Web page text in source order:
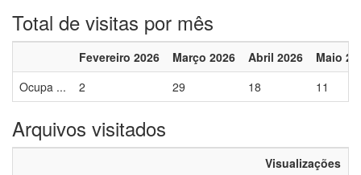
Total de visitas por mês
Fevereiro 2026 Março 2026 Abril 2026
Maio
Ocupa ...
2 29 18 11
Arquivos visitados
Visualizações